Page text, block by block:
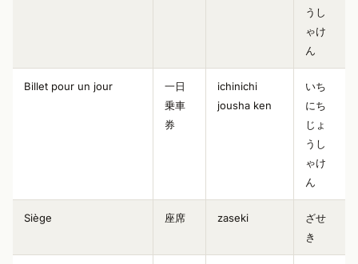
うし
ゃけ
ん
Billet pour un jour
一日
乗車
券
ichinichi
jousha ken
いち
にち
じょ
うし
ゃけ
ん
Siège 座席 zaseki
ざせ
き